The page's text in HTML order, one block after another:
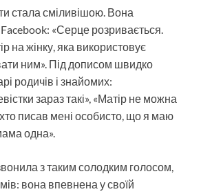
стала сміливішою. Вона
«Серце розривається.
на жінку, яка використовує
ним». Під дописом швидко
родичів і знайомих:
зараз такі», «Матір не можна
писав мені особисто, що я маю
одна».
з таким солодким голосом,
вона впевнена у своїй